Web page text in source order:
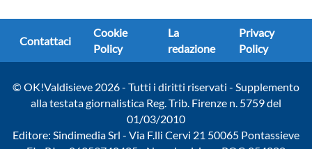
Contattaci
Cookie
Policy
La
redazione
Privacy
Policy
© OK!Valdisieve 2026 - Tutti i diritti riservati - Supplemento
alla testata giornalistica Reg. Trib. Firenze n. 5759 del
01/03/2010
Editore: Sindimedia Srl - Via F.lli Cervi 21 50065 Pontassieve